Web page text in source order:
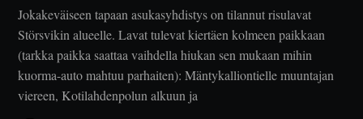
Jokakeväiseen tapaan asukasyhdistys on tilannut risulavat
Störsvikin alueelle. Lavat tulevat kiertäen kolmeen paikkaan
(tarkka paikka saattaa vaihdella hiukan sen mukaan mihin
kuorma-auto mahtuu parhaiten): Mäntykalliontielle muuntajan
viereen, Kotilahdenpolun alkuun ja